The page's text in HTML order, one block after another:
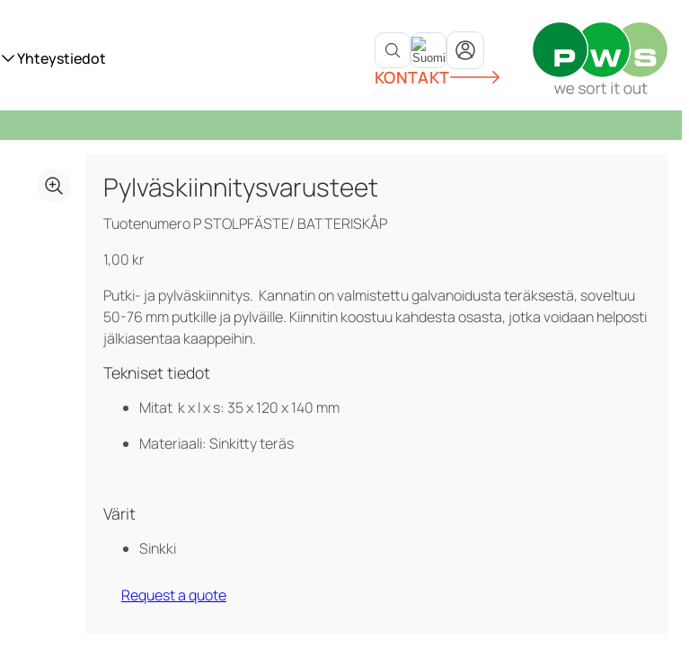
Yhteystiedot
KONTAKT
Pylväskiinnitysvarusteet
Tuotenumero P STOLPFÄSTE/ BATTERISKÅP
1,00 kr
Putki- ja pylväskiinnitys. Kannatin on valmistettu galvanoidusta teräksestä, soveltuu
50-76 mm putkille ja pylväille. Kiinnitin koostuu kahdesta osasta, jotka voidaan helposti
jälkiasentaa kaappeihin.
Tekniset tiedot
Mitat k x l x s: 35 x 120 x 140 mm
Materiaali: Sinkitty teräs
Värit
Sinkki
Request a quote